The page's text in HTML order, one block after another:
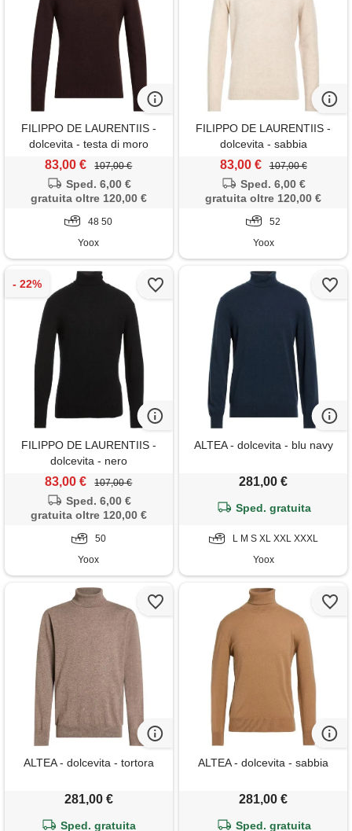
FILIPPO DE LAURENTIIS -
dolcevita - testa di moro
83,00 € 107,00 €
Sped. 6,00 €
gratuita oltre 120,00 €
48 50
Yoox
FILIPPO DE LAURENTIIS -
dolcevita - sabbia
83,00 € 107,00 €
Sped. 6,00 €
gratuita oltre 120,00 €
52
Yoox
FILIPPO DE LAURENTIIS -
dolcevita - nero
83,00 € 107,00 €
Sped. 6,00 €
gratuita oltre 120,00 €
50
Yoox
ALTEA - dolcevita - blu navy
281,00 €
Sped. gratuita
L M S XL XXL XXXL
Yoox
ALTEA - dolcevita - tortora
281,00 €
Sped. gratuita
ALTEA - dolcevita - sabbia
281,00 €
Sped. gratuita